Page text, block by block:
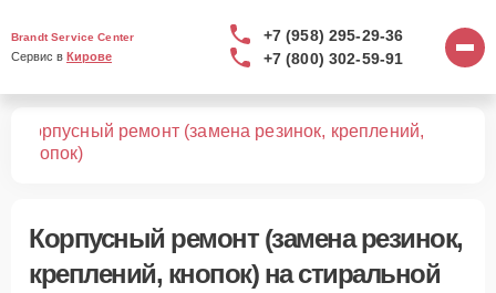
Brandt Service Center
Сервис в Кирове
+7 (958) 295-29-36
+7 (800) 302-59-91
Корпусный ремонт (замена резинок, креплений,
кнопок)
Корпусный ремонт (замена резинок,
креплений, кнопок)на стиральной